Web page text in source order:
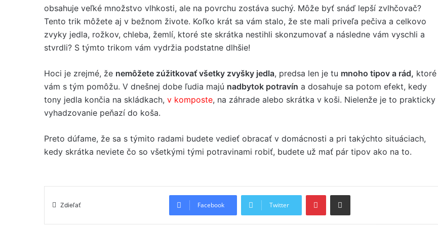
obsahuje veľké množstvo vlhkosti, ale na povrchu zostáva suchý. Môže byť snáď lepší zvlhčovač?
Tento trik môžete aj v bežnom živote. Koľko krát sa vám stalo, že ste mali priveľa pečiva a celkovo
zvyky jedla, rožkov, chleba, žemlí, ktoré ste skrátka nestihli skonzumovať a následne vám vyschli a
stvrdli? S týmto trikom vám vydržia podstatne dlhšie!
Hoci je zrejmé, že nemôžete zúžitkovať všetky zvyšky jedla, predsa len je tu mnoho tipov a rád, ktoré
vám s tým pomôžu. V dnešnej dobe ľudia majú nadbytok potravín a dosahuje sa potom efekt, kedy
tony jedla končia na skládkach, v komposte, na záhrade alebo skrátka v koši. Nielenže je to prakticky
vyhadzovanie peňazí do koša.
Preto dúfame, že sa s týmito radami budete vedieť obracať v domácnosti a pri takýchto situáciach,
kedy skrátka neviete čo so všetkými tými potravinami robiť, budete už mať pár tipov ako na to.
Zdieľať Facebook Twitter
PinterestShare via Email